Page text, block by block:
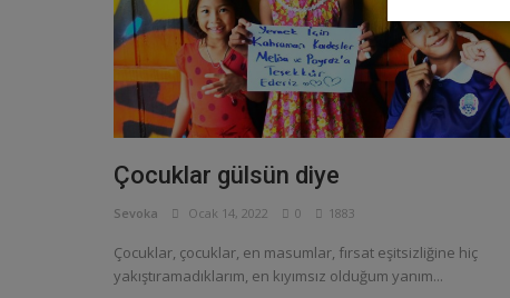
Çocuklar gülsün diye
Sevoka Ocak 14, 2022 0 1883
Çocuklar, çocuklar, en masumlar, fırsat eşitsizliğine hiç
yakıştıramadıklarım, en kıyımsız olduğum yanım...